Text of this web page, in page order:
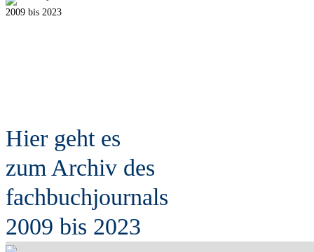
2009 bis 2023
Hier geht es
zum Archiv des
fachbuchjournals
2009 bis 2023